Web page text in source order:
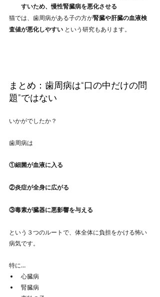
すいため、慢性腎臓病を悪化させる
猫では、歯周病がある子の方が腎臓や肝臓の血液検
査値が悪化しやすい という研究もあります。
まとめ：歯周病は“口の中だけの問
題”ではない
いかがでしたか？
歯周病は
①細菌が血液に入る
②炎症が全身に広がる
③毒素が臓器に悪影響を与える
という３つのルートで、体全体に負担をかける怖い
病気です。
特に…
心臓病
腎臓病